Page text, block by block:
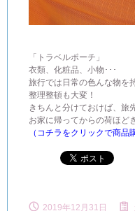
「トラベルポーチ」
衣類、化粧品、小物･･･
旅行では日常の色んな物を
整理整頓も大変！
きちんと分けておけば、旅
お家に帰ってからの荷ほど
（コチラをクリックで商品
2019年12月31日